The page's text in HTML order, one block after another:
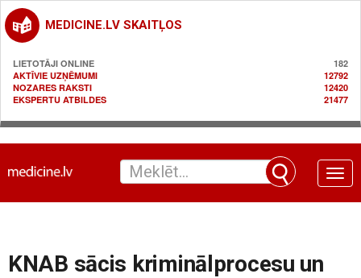
MEDICINE.LV SKAITĻOS
LIETOTĀJI ONLINE
182
AKTĪVIE UZŅĒMUMI
12792
NOZARES RAKSTI
12420
EKSPERTU ATBILDES
21477
Toggle
KNAB sācis kriminālprocesu un